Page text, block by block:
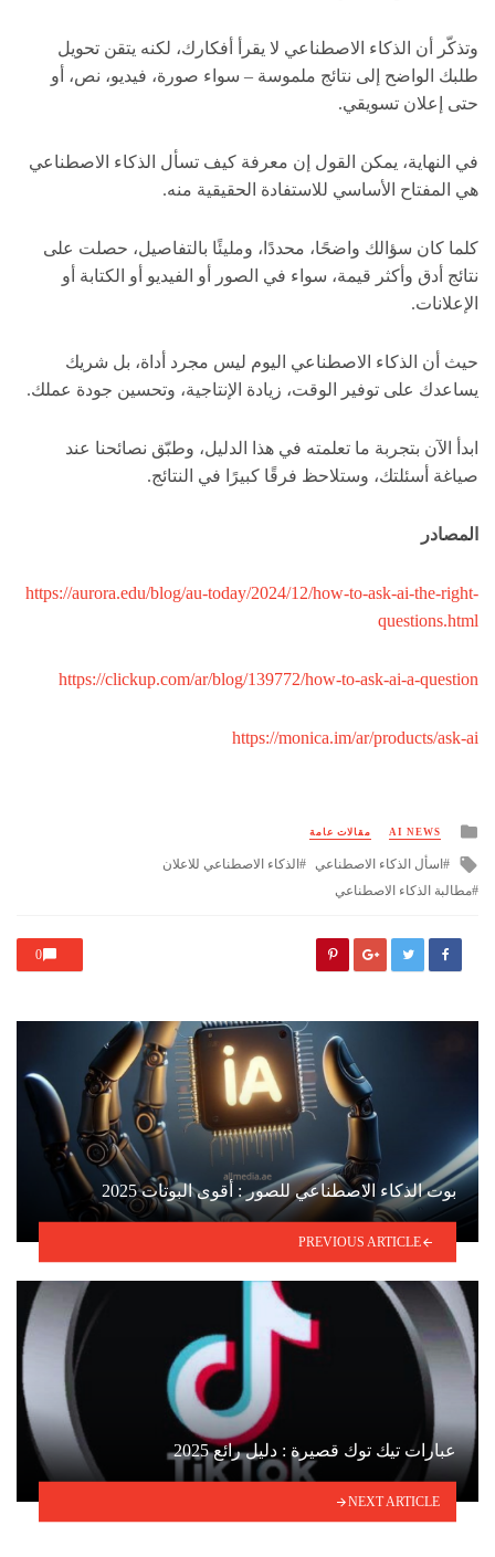
وتذكّر أن الذكاء الاصطناعي لا يقرأ أفكارك، لكنه يتقن تحويل
طلبك الواضح إلى نتائج ملموسة – سواء صورة، فيديو، نص، أو
حتى إعلان تسويقي.
في النهاية، يمكن القول إن معرفة كيف تسأل الذكاء الاصطناعي
هي المفتاح الأساسي للاستفادة الحقيقية منه.
كلما كان سؤالك واضحًا، محددًا، ومليئًا بالتفاصيل، حصلت على
نتائج أدق وأكثر قيمة، سواء في الصور أو الفيديو أو الكتابة أو
الإعلانات.
حيث أن الذكاء الاصطناعي اليوم ليس مجرد أداة، بل شريك
يساعدك على توفير الوقت، زيادة الإنتاجية، وتحسين جودة عملك.
ابدأ الآن بتجربة ما تعلمته في هذا الدليل، وطبّق نصائحنا عند
صياغة أسئلتك، وستلاحظ فرقًا كبيرًا في النتائج.
المصادر
https://aurora.edu/blog/au-today/2024/12/how-to-ask-ai-the-right-
questions.html
https://clickup.com/ar/blog/139772/how-to-ask-ai-a-question
https://monica.im/ar/products/ask-ai
Posted
AI NEWS مقالات عامة
Tagged
with
اسأل الذكاء الاصطناعي
الذكاء الاصطناعي للاعلان
مطالبة الذكاء الاصطناعي
0
بوت الذكاء الاصطناعي للصور : أقوى البوتات 2025
PREVIOUS ARTICLE
عبارات تيك توك قصيرة : دليل رائع 2025
NEXT ARTICLE